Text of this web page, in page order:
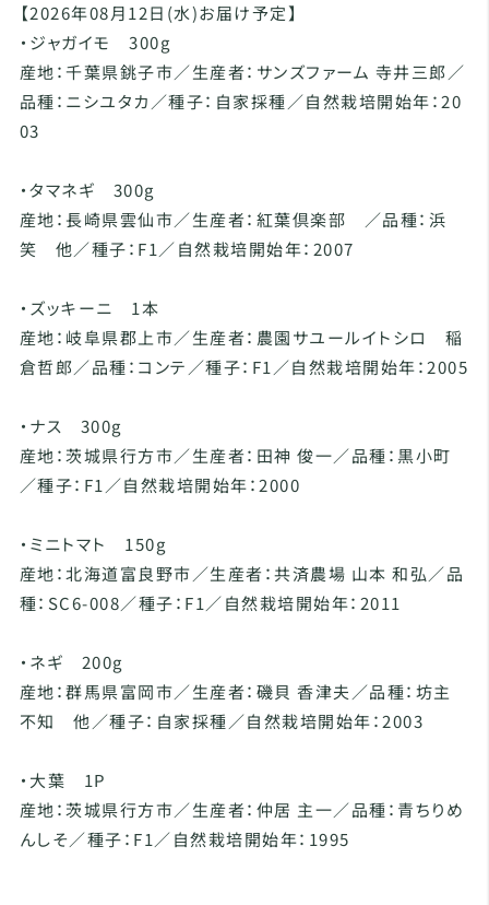
【2026年08月12日(水)お届け予定】
・ジャガイモ 300g
産地：千葉県銚子市／生産者：サンズファーム 寺井三郎／
品種：ニシユタカ／種子：自家採種／自然栽培開始年：20
03
・タマネギ 300g
産地：長崎県雲仙市／生産者：紅葉倶楽部 ／品種：浜
笑 他／種子：F1／自然栽培開始年：2007
・ズッキーニ 1本
産地：岐阜県郡上市／生産者：農園サユールイトシロ 稲
倉哲郎／品種：コンテ／種子：F1／自然栽培開始年：2005
・ナス 300g
産地：茨城県行方市／生産者：田神 俊一／品種：黒小町
／種子：F1／自然栽培開始年：2000
・ミニトマト 150g
産地：北海道富良野市／生産者：共済農場 山本 和弘／品
種：SC6-008／種子：F1／自然栽培開始年：2011
・ネギ 200g
産地：群馬県富岡市／生産者：磯貝 香津夫／品種：坊主
不知 他／種子：自家採種／自然栽培開始年：2003
・大葉 1P
産地：茨城県行方市／生産者：仲居 主一／品種：青ちりめ
んしそ／種子：F1／自然栽培開始年：1995